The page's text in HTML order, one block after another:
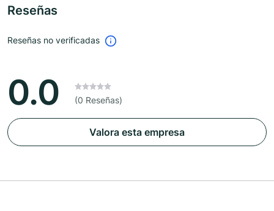
Reseñas
Reseñas no verificadas
0.0 (0 Reseñas)
Valora esta empresa